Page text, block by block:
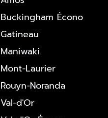
Buckingham Écono
Gatineau
Maniwaki
Mont-Laurier
Rouyn-Noranda
Val-d'Or